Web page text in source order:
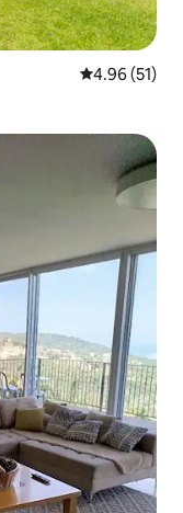
평점 4.96점
4.96 (51)